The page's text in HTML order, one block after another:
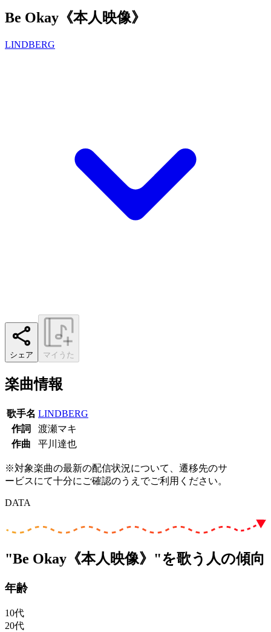
Be Okay《本人映像》
LINDBERG
シェア マイうた
楽曲情報
歌手名 LINDBERG
作詞
渡瀬マキ
作曲
平川達也
※対象楽曲の最新の配信状況について、遷移先のサ
ービスにて十分にご確認のうえでご利用ください。
DATA
"Be Okay《本人映像》"を歌う人の傾向
年齢
10代
20代